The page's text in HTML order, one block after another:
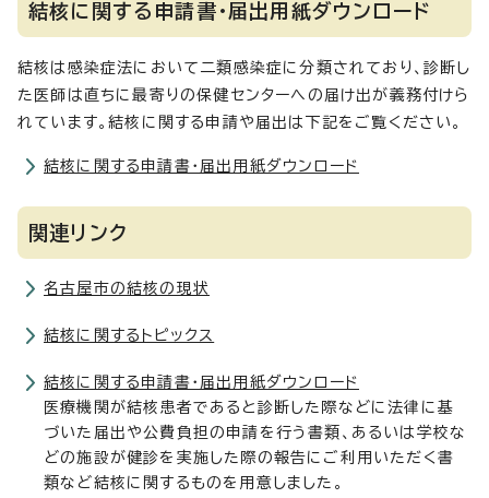
結核に関する申請書・届出用紙ダウンロード
結核は感染症法において二類感染症に分類されており、診断し
た医師は直ちに最寄りの保健センターへの届け出が義務付けら
れています。結核に関する申請や届出は下記をご覧ください。
結核に関する申請書・届出用紙ダウンロード
関連リンク
名古屋市の結核の現状
結核に関するトピックス
結核に関する申請書・届出用紙ダウンロード
医療機関が結核患者であると診断した際などに法律に基
づいた届出や公費負担の申請を行う書類、あるいは学校な
どの施設が健診を実施した際の報告にご利用いただく書
類など結核に関するものを用意しました。